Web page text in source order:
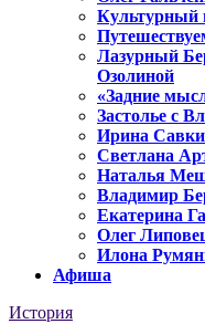
Культурный
Лазурный
Озолиной
«Задние
Застолье с
Ирина
Светлана
Наталья
Владимир
Екатерина
Олег
Илона
Афиша
История